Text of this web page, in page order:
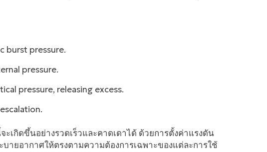
burst pressure.
pressure.
pressure, releasing excess.
กิดขึ้นอย่างรวดเร็วและคาดเดาได้ ด้วยการตั้งค่าแรงดัน
ายอากาศให้ตรงตามความต้องการเฉพาะของแต่ละการใช้